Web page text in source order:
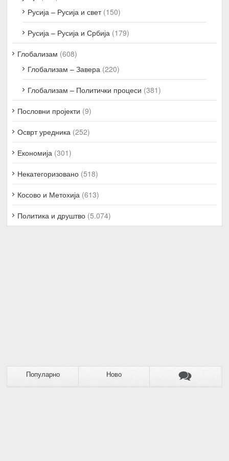
Русија – Русија и свет(150)
Русија – Русија и Србија (179)
Глобализам (608)
Глобализам – Завера (220)
Глобализам – Политички процеси (381)
Пословни пројекти (9)
Осврт уредника (252)
Економија (301)
Некатегоризовано (518)
Косово и Метохија (613)
Политика и друштво (5.074)
Популарно Ново